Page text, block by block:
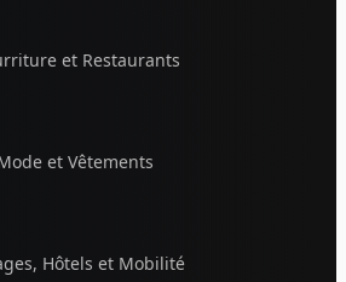
et Restaurants
et Vêtements
Hôtels et Mobilité